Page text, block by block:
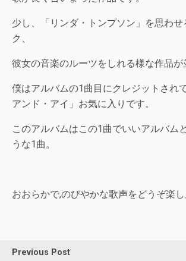
少し、「リンダ・トンプソン」を思わせ
ク、
彼女の音楽のルーツをしれる様な作品が
僕はアルバムの1曲目にクレジットされ
アンド・アイ」お気に入りです。
このアルバムはこの1曲でいいアルバム
うな1曲。
おおらかで,のびやかな歌声をどうぞ楽
Previous Post